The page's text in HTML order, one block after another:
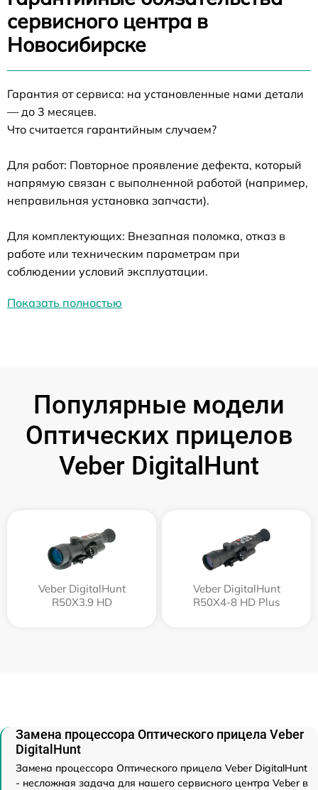
сервисного центра в
Новосибирске
Гарантия от сервиса: на установленные нами детали
— до 3 месяцев.
Что считается гарантийным случаем?
Для работ: Повторное проявление дефекта, который
напрямую связан с выполненной работой (например,
неправильная установка запчасти).
Для комплектующих: Внезапная поломка, отказ в
работе или техническим параметрам при
соблюдении условий эксплуатации.
Показать полностью
Популярные модели
Оптических прицелов
Veber DigitalHunt
Veber DigitalHunt
R50X3.9 HD
Veber DigitalHunt
R50X4-8 HD Plus
Замена процессора Оптического прицела Veber
DigitalHunt
Замена процессора Оптического прицела Veber DigitalHunt
- несложная задача для нашего сервисного центра Veber в